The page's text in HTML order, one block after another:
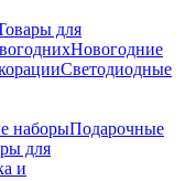
для
Новогодние
Светодиодные
наборыПодарочные
для
и